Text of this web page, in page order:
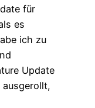
für
es
ich zu
Update
ausgerollt,